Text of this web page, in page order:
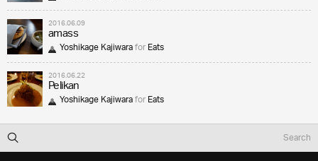
2016.06.09
amass
Yoshikage KajiwaraforEats
2016.06.22
Pelikan
Yoshikage KajiwaraforEats